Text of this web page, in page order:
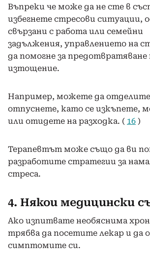
Въпреки че може да не сте в
избегнете стресови ситуации,
свързани с работа или семейни
задължения, управлението на
да помогне за предотвратяване
изтощение.
Например, можете да отделите
отпуснете, като се изкъпете,
или отидете на разходка. ( 16 )
Терапевтът може също да ви
разработите стратегии за
стреса.
4. Някои медицински
Ако изпитвате необяснима
трябва да посетите лекар и да
симптомите си.